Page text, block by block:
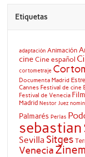
Etiquetas
adaptación Animación
cine Cine español
cortometraje
Documenta Madrid
Cannes Festival de cine
Festival de Venecia
Madrid Nestor Juez
Palmarés Perlas
sebastian
Sevilla Sitges
Venecia